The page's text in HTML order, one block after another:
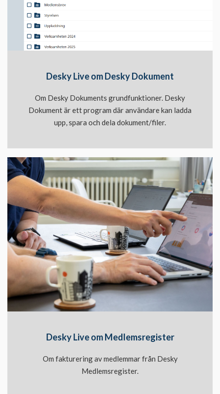
Desky Live om Desky Dokument
Om Desky Dokuments grundfunktioner. Desky
Dokument är ett program där användare kan ladda
upp, spara och dela dokument/filer.
Desky Live om Medlemsregister
Om fakturering av medlemmar från Desky
Medlemsregister.